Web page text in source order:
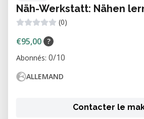
Näh-Werkstatt: Nähen
(0)
€95,00 ?
Abonnés: 0/10
ALLEMAND
Contacter le